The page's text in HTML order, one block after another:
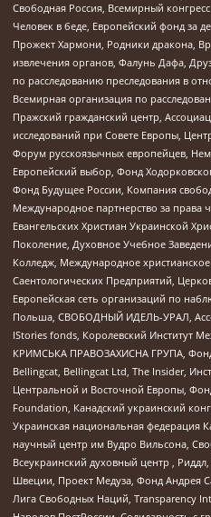
Свободная Россия, Всемирный
Человек в беде, Европейский фонд за
Прожект Хармони, Родники дракона,
извлечения органов, Фалунь Дафа,
по расследованию преследования в
Всемирная организация по
Пражский гражданский центр,
исследований при Совете Европы,
Форум русскоязычных европейцев,
Европейский выбор, Фонд
Фонд Будущее России, Компания
Международное партнерство за права
Евангельских Христиан Украинской
Поколение, Духовное Учебное
Колледж, Международное
Саентологических Предприятий,
Европейская сеть организаций по
Польша, СВОБОДНЫЙ ИДЕЛЬ-УРАЛ,
IStories fonds, Королевский Институт
КРИМСЬКА ПРАВОЗАХИСНА ГРУПА,
Bellingcat, Bellingcat Ltd, The Insider,
Центральной и Восточной Европы,
Foundation, Канадский украинский
Украинская национальная федерация
научный центр им Вудро Вильсона,
Всеукраинский духовный центр ,
Швеции, Проект Медуза, Фонд Андрея
Лига Свободных Наций, Transparеncy